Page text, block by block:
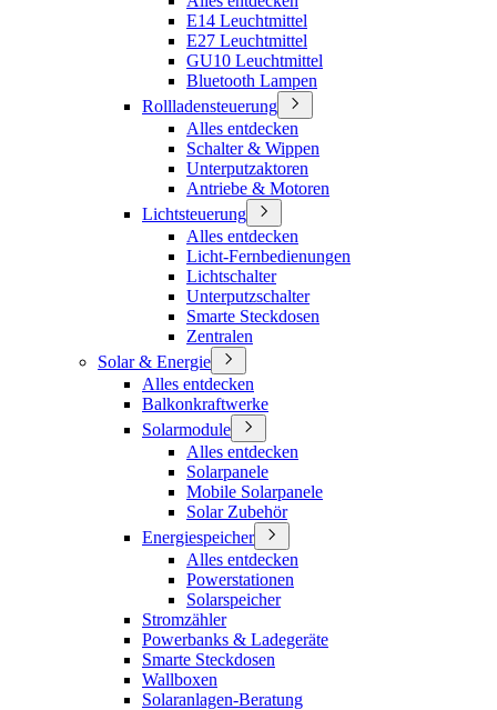
E14 Leuchtmittel
E27 Leuchtmittel
GU10 Leuchtmittel
Bluetooth Lampen
Rollladensteuerung
Alles entdecken
Schalter & Wippen
Unterputzaktoren
Antriebe & Motoren
Lichtsteuerung
Alles entdecken
Licht-Fernbedienungen
Lichtschalter
Unterputzschalter
Smarte Steckdosen
Zentralen
Solar & Energie
Alles entdecken
Balkonkraftwerke
Solarmodule
Alles entdecken
Solarpanele
Mobile Solarpanele
Solar Zubehör
Energiespeicher
Alles entdecken
Powerstationen
Solarspeicher
Stromzähler
Powerbanks & Ladegeräte
Smarte Steckdosen
Wallboxen
Solaranlagen-Beratung